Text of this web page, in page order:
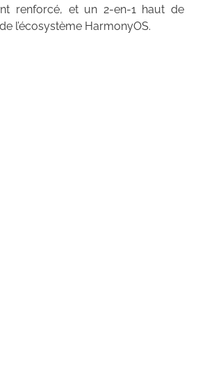
renforcé, et un 2-en-1 haut de
l’écosystème HarmonyOS.